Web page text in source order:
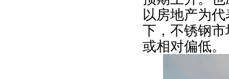
以房地产为
下，不锈钢
或相对偏低。